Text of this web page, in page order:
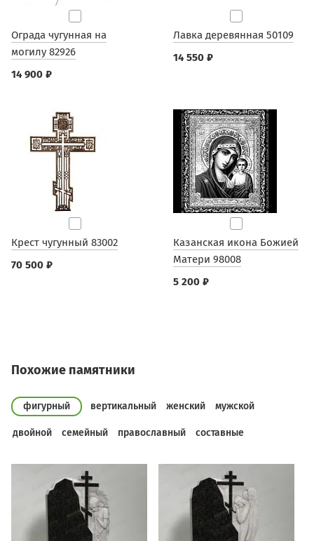
Ограда чугунная на
могилу 82926
14 900 ₽
Лавка деревянная 50109
14 550 ₽
Крест чугунный 83002
70 500 ₽
Казанская икона Божией
Матери 98008
5 200 ₽
Похожие памятники
фигурный вертикальный женский мужской
двойной семейный православный составные